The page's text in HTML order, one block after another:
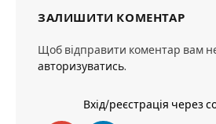
ЗАЛИШИТИ КОМЕНТАР
Щоб відправити коментар вам
авторизуватись.
Вхід/реєстрація через